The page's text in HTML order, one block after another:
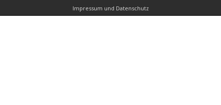
Impressum und Datenschutz